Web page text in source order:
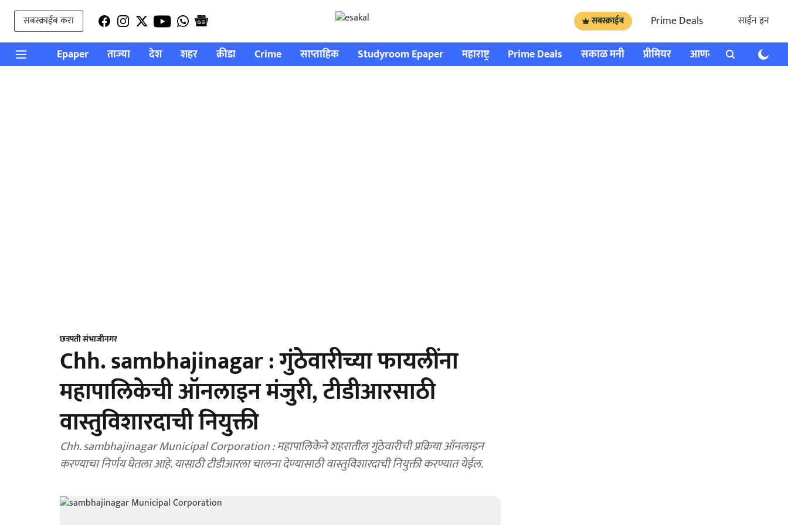
सबस्क्राईब करा सबस्क्राईब Prime Deals साईन इन
Epaper ताज्या देश शहर क्रीडा Crime साप्ताहिक Studyroom Epaper महाराष्ट्र Prime Deals सकाळ मनी प्रीमियर आणखी राशी भविष्य
छत्रपती संभाजीनगर
Chh. sambhajinagar : गुंठेवारीच्या फायलींना
महापालिकेची ऑनलाइन मंजुरी, टीडीआरसाठी
वास्तुविशारदाची नियुक्ती
Chh. sambhajinagar Municipal Corporation : महापालिकेने शहरातील गुंठेवारीची प्रक्रिया ऑनलाइन
करण्याचा निर्णय घेतला आहे. यासाठी टीडीआरला चालना देण्यासाठी वास्तुविशारदाची नियुक्ती करण्यात येईल.